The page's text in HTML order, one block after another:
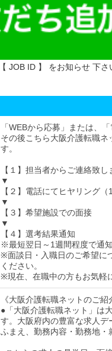
JOB ID 】 をお知らせ 下さ
「WEBから応募」または、
その後こちら大阪介護転職
す。
【１】担当者からご連絡致し
▼
【２】電話にてヒヤリング（
▼
【３】希望施設での面接
▼
【４】選考結果通知
※最短翌日～1週間程度で通知
※面談日・入職日のご希望に
ください。
※現在、在職中の方もお気軽
《大阪介護転職ネットのご紹
●「大阪介護転職ネット」は
す。大阪府内の豊富な求人
ふまえ、勤務内容・勤務地